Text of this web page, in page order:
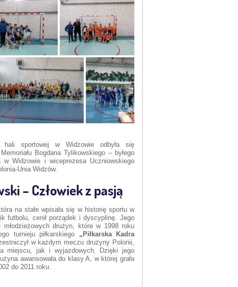
sportowej w Widzowie odbyła się
Bogdana Tylikowskiego – byłego
w Widzowie i wiceprezesa Uczniowskiego
Unia Widzów.
– Człowiek z pasją
na stałe wpisała się w historię sportu w
futbolu, cenił porządek i dyscyplinę. Jego
młodzieżowych drużyn, które w 1998 roku
turnieju piłkarskiego „Piłkarska Kadra
w każdym meczu drużyny Polonii,
miejscu, jak i wyjazdowych. Dzięki jego
awansowała do klasy A, w której grała
do 2011 roku.